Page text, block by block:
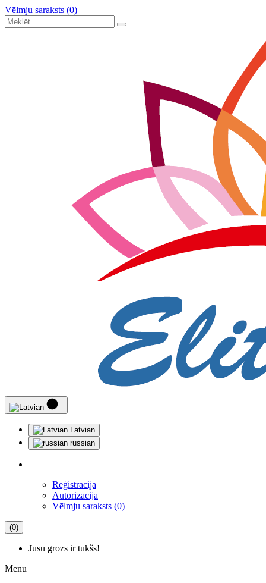
Vēlmju saraksts (0)
Latvian
russian
Reģistrācija
Autorizācija
Vēlmju saraksts (0)
(0)
Jūsu grozs ir tukšs!
Menu